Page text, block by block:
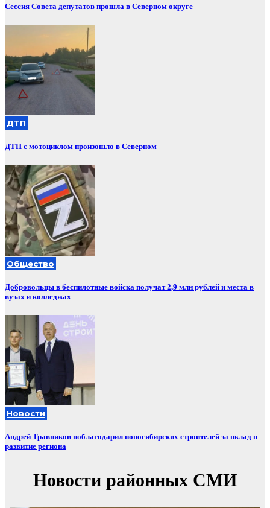
Сессия Совета депутатов прошла в Северном округе
ДТП
ДТП с мотоциклом произошло в Северном
Общество
Добровольцы в беспилотные войска получат 2,9 млн рублей и места в
вузах и колледжах
Новости
Андрей Травников поблагодарил новосибирских строителей за вклад в
развитие региона